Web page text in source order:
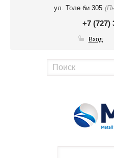
ул. Толе би 305
+7 (727)
Вход